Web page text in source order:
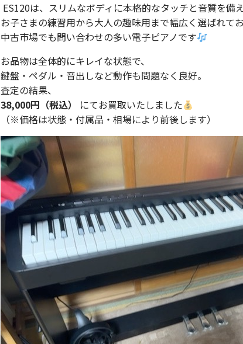
ES120は、スリムなボディに本格的なタッチと音質を備
お子さまの練習用から大人の趣味用まで幅広く選ばれてお
中古市場でも問い合わせの多い電子ピアノです
お品物は全体的にキレイな状態で、
鍵盤・ペダル・音出しなど動作も問題なく良好。
査定の結果、
38,000円（税込）
にてお買取いたしました
（※価格は状態・付属品・相場により前後します）